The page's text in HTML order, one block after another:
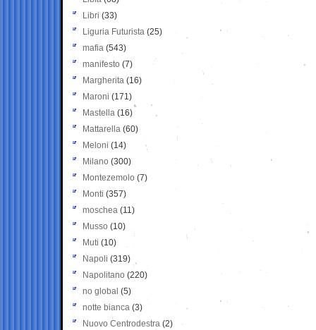
Libri (33)
Liguria Futurista (25)
mafia (543)
manifesto (7)
Margherita (16)
Maroni (171)
Mastella (16)
Mattarella (60)
Meloni (14)
Milano (300)
Montezemolo (7)
Monti (357)
moschea (11)
Musso (10)
Muti (10)
Napoli (319)
Napolitano (220)
no global (5)
notte bianca (3)
Nuovo Centrodestra (2)